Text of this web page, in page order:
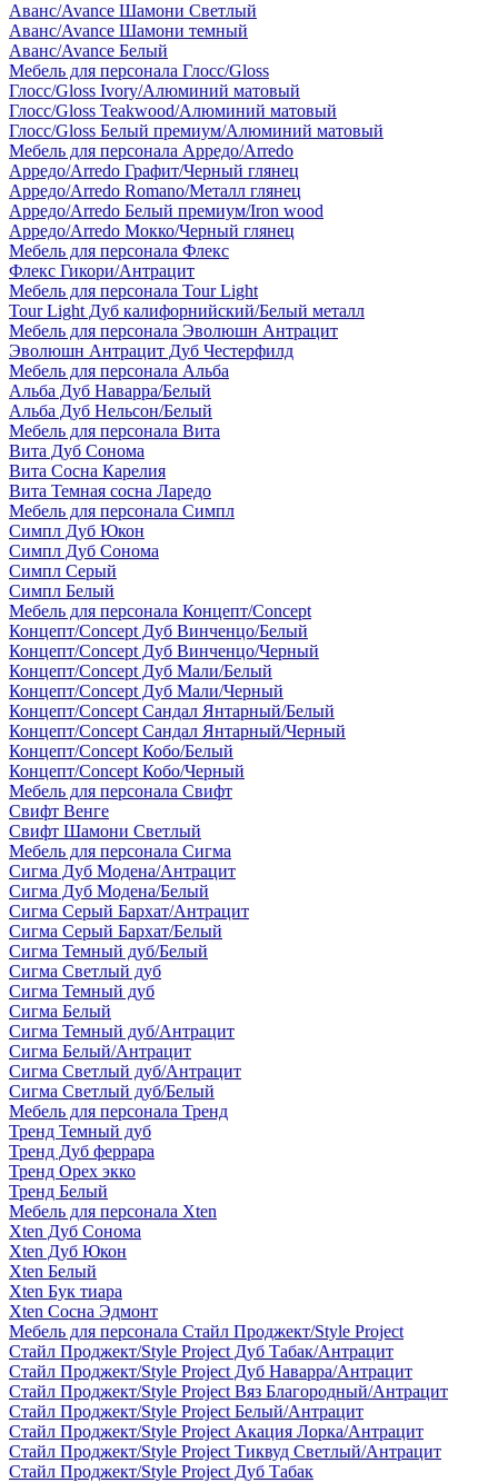
Аванс/Avance Шамони Светлый
Аванс/Avance Шамони темный
Аванс/Avance Белый
Мебель для персонала Глосс/Gloss
Глосс/Gloss Ivory/Алюминий матовый
Глосс/Gloss Teakwood/Алюминий матовый
Глосс/Gloss Белый премиум/Алюминий матовый
Мебель для персонала Арредо/Arredo
Арредо/Arredo Графит/Черный глянец
Арредо/Arredo Romano/Металл глянец
Арредо/Arredo Белый премиум/Iron wood
Арредо/Arredo Мокко/Черный глянец
Мебель для персонала Флекс
Флекс Гикори/Антрацит
Мебель для персонала Tour Light
Tour Light Дуб калифорнийский/Белый металл
Мебель для персонала Эволюшн Антрацит
Эволюшн Антрацит Дуб Честерфилд
Мебель для персонала Альба
Альба Дуб Наварра/Белый
Альба Дуб Нельсон/Белый
Мебель для персонала Вита
Вита Дуб Сонома
Вита Сосна Карелия
Вита Темная сосна Ларедо
Мебель для персонала Симпл
Симпл Дуб Юкон
Симпл Дуб Сонома
Симпл Серый
Симпл Белый
Мебель для персонала Концепт/Concept
Концепт/Concept Дуб Винченцо/Белый
Концепт/Concept Дуб Винченцо/Черный
Концепт/Concept Дуб Мали/Белый
Концепт/Concept Дуб Мали/Черный
Концепт/Concept Сандал Янтарный/Белый
Концепт/Concept Сандал Янтарный/Черный
Концепт/Concept Кобо/Белый
Концепт/Concept Кобо/Черный
Мебель для персонала Свифт
Свифт Венге
Свифт Шамони Светлый
Мебель для персонала Сигма
Сигма Дуб Модена/Антрацит
Сигма Дуб Модена/Белый
Сигма Серый Бархат/Антрацит
Сигма Серый Бархат/Белый
Сигма Темный дуб/Белый
Сигма Светлый дуб
Сигма Темный дуб
Сигма Белый
Сигма Темный дуб/Антрацит
Сигма Белый/Антрацит
Сигма Светлый дуб/Антрацит
Сигма Светлый дуб/Белый
Мебель для персонала Тренд
Тренд Темный дуб
Тренд Дуб феррара
Тренд Орех экко
Тренд Белый
Мебель для персонала Xten
Xten Дуб Сонома
Xten Дуб Юкон
Xten Белый
Xten Бук тиара
Xten Сосна Эдмонт
Мебель для персонала Стайл Проджект/Style Project
Стайл Проджект/Style Project Дуб Табак/Антрацит
Стайл Проджект/Style Project Дуб Наварра/Антрацит
Стайл Проджект/Style Project Вяз Благородный/Антрацит
Стайл Проджект/Style Project Белый/Антрацит
Стайл Проджект/Style Project Акация Лорка/Антрацит
Стайл Проджект/Style Project Тиквуд Светлый/Антрацит
Стайл Проджект/Style Project Дуб Табак